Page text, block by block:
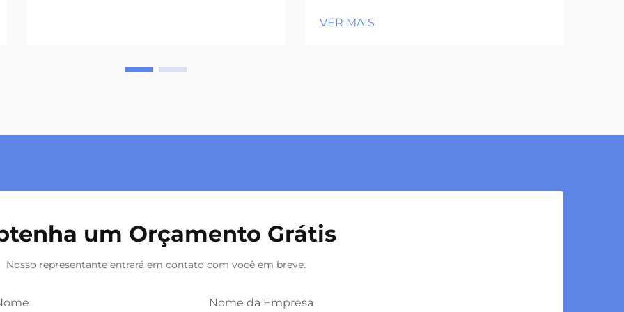
VER MAIS
um Orçamento Grátis
Nosso representante entrará em contato com você em breve.
Nome da Empresa